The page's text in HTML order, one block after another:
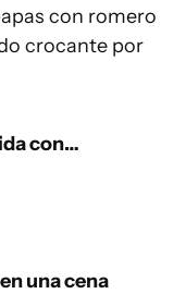
con romero
crocante por
con…
una cena